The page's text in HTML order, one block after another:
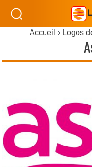
Accueil Logos